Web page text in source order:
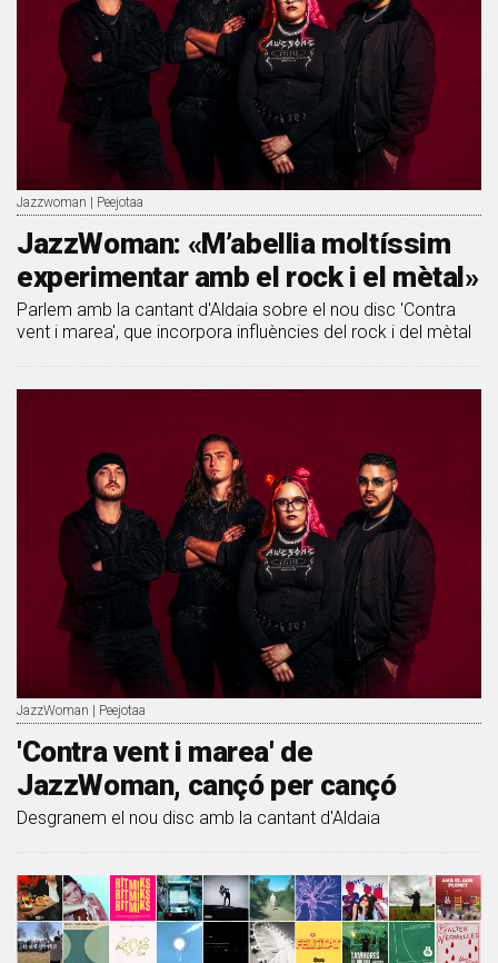
Jazzwoman | Peejotaa
JazzWoman: «M’abellia moltíssim
experimentar amb el rock i el mètal»
Parlem amb la cantant d'Aldaia sobre el nou disc 'Contra
vent i marea', que incorpora influències del rock i del mètal
JazzWoman | Peejotaa
'Contra vent i marea' de
JazzWoman, cançó per cançó
Desgranem el nou disc amb la cantant d'Aldaia